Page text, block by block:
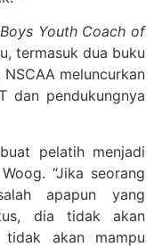
Youth Coach of
termasuk dua buku
meluncurkan
dan pendukungnya
pelatih menjadi
“Jika seorang
apapun yang
dia tidak akan
akan mampu